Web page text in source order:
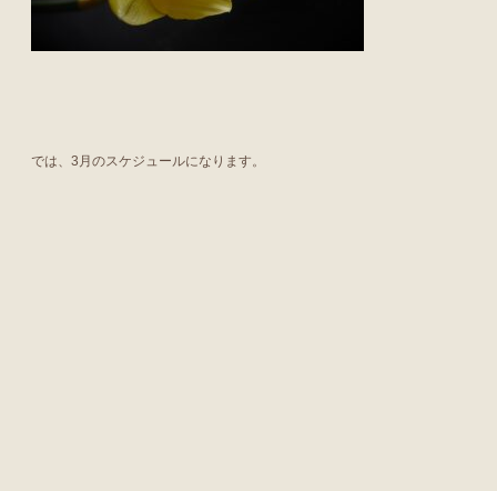
では、3月のスケジュールになります。